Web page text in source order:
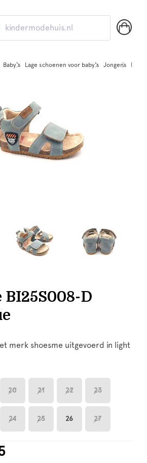
kindermodehuis.nl
Baby’s Lage schoenen voor baby's Jongens Lage
BI25S008-D
merk shoesme uitgevoerd in light
20 21 22 23
24 25 26 27